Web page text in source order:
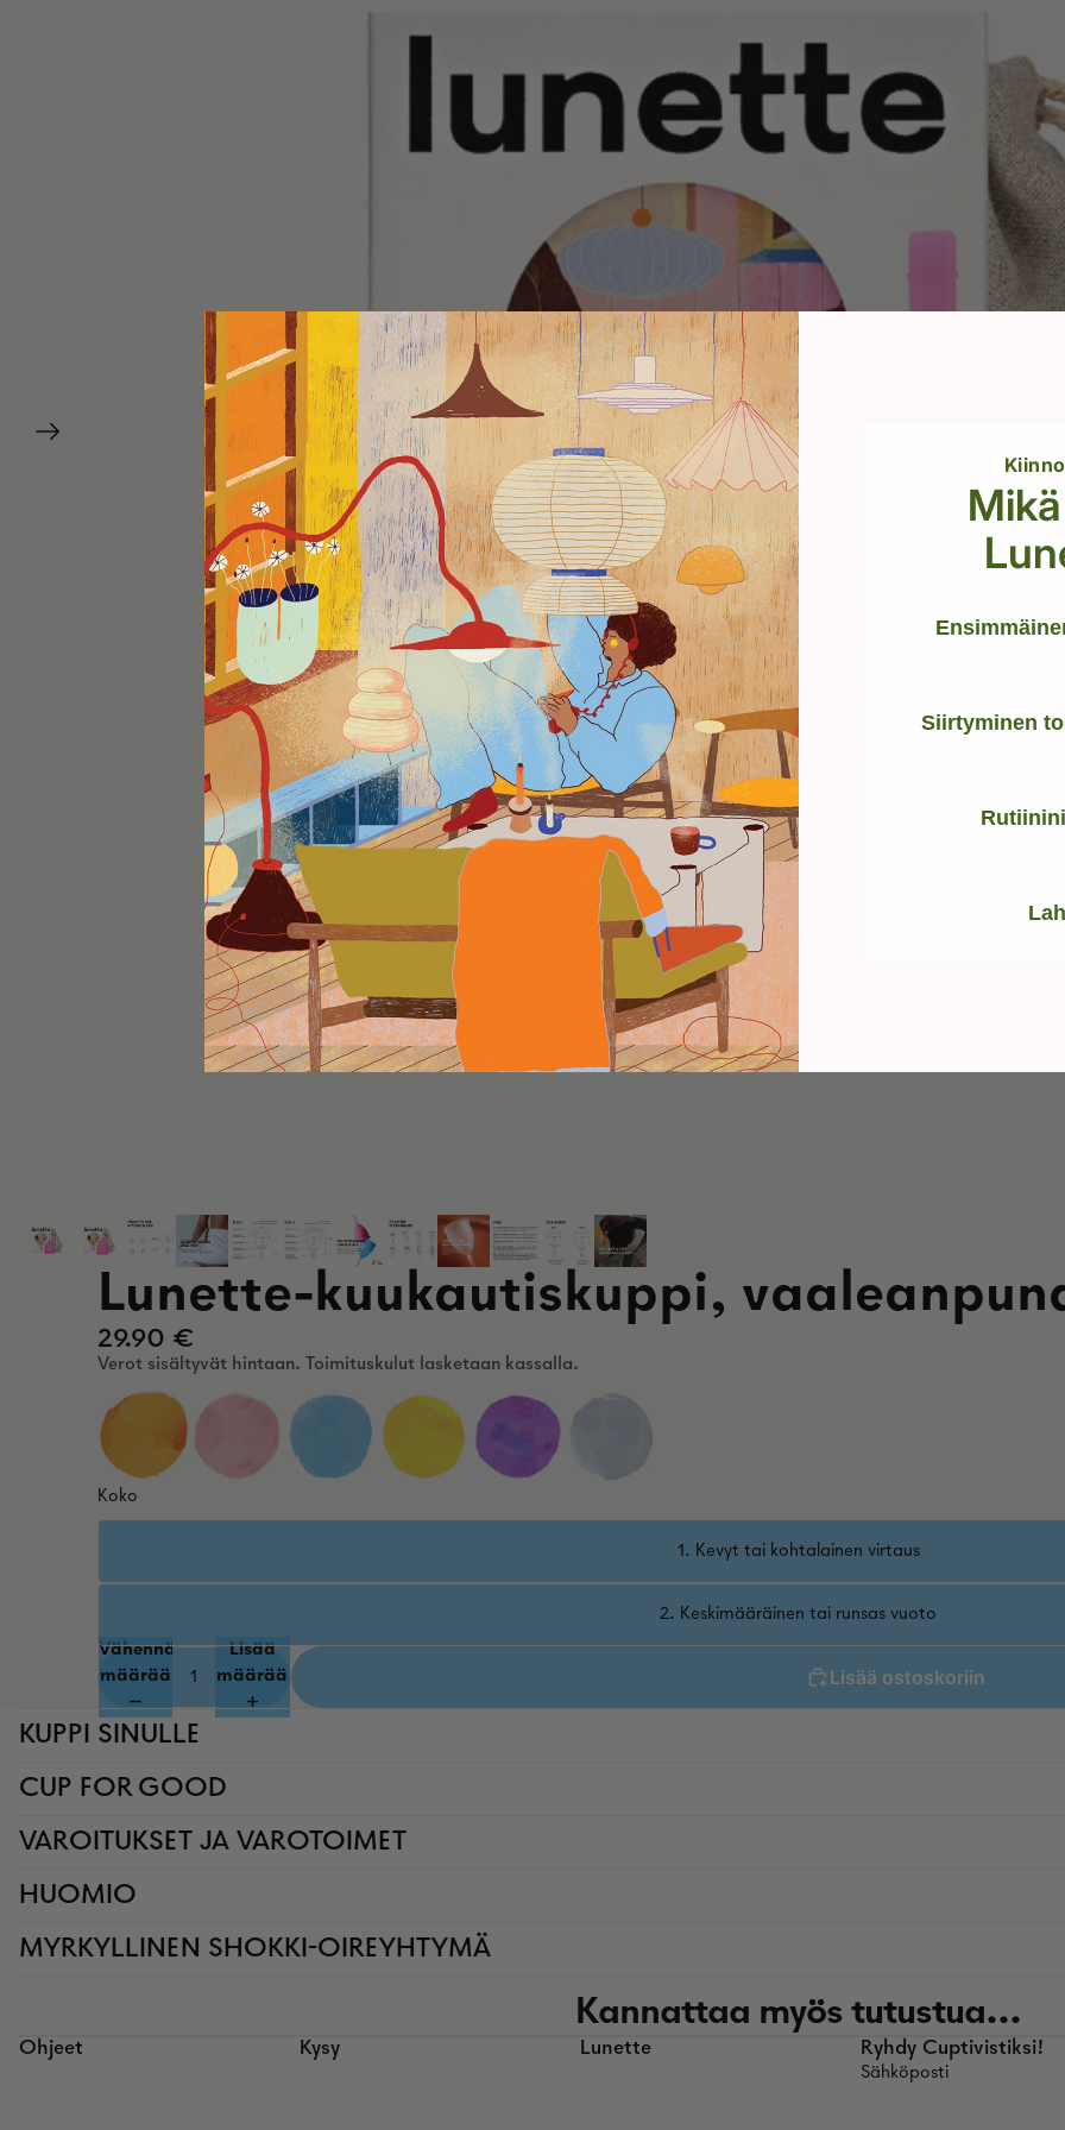
Lunette-kuukautiskuppi,
29.90 €
Verot sisältyvät hintaan. Toimituskulut lasketaan kassalla.
Koko
1. Kevyt tai kohtalainen virtaus
2. Keskimääräinen tai runsas vuoto
Vähennä
määrää
Lisää
määrää
Lisää ostoskoriin
KUPPI SINULLE
CUP FOR GOOD
VAROITUKSET JA VAROTOIMET
HUOMIO
MYRKYLLINEN SHOKKI-OIREYHTYMÄ
Kannattaa myös tutustua...
Ohjeet Kysy Lunette Ryhdy Cuptivistiksi!
Sähköposti
Siirtyminen